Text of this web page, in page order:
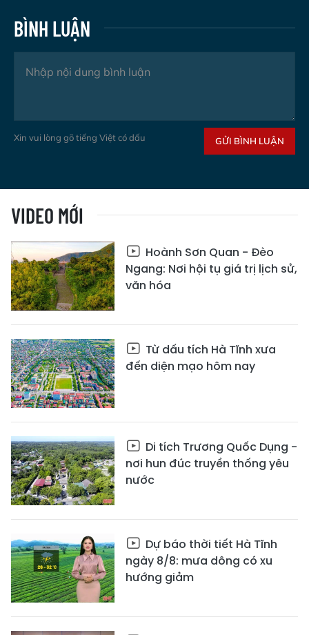
BÌNH LUẬN
Xin vui lòng gõ tiếng Việt có dấu GỬI BÌNH LUẬN
VIDEO MỚI
Hoành Sơn Quan - Đèo
Ngang: Nơi hội tụ giá trị lịch sử,
văn hóa
Từ dấu tích Hà Tĩnh xưa
đến diện mạo hôm nay
Di tích Trương Quốc Dụng -
nơi hun đúc truyền thống yêu
nước
Dự báo thời tiết Hà Tĩnh
ngày 8/8: mưa dông có xu
hướng giảm